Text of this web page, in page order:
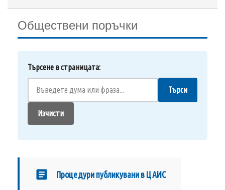
Обществени поръчки
Търсене в страницата:
Търси
Изчисти
Процедури публикувани в ЦАИС